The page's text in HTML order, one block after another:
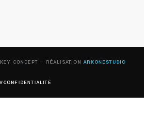
CONCEPT – RÉALISATION ARKONESTUDIO
CONFIDENTIALITÉ